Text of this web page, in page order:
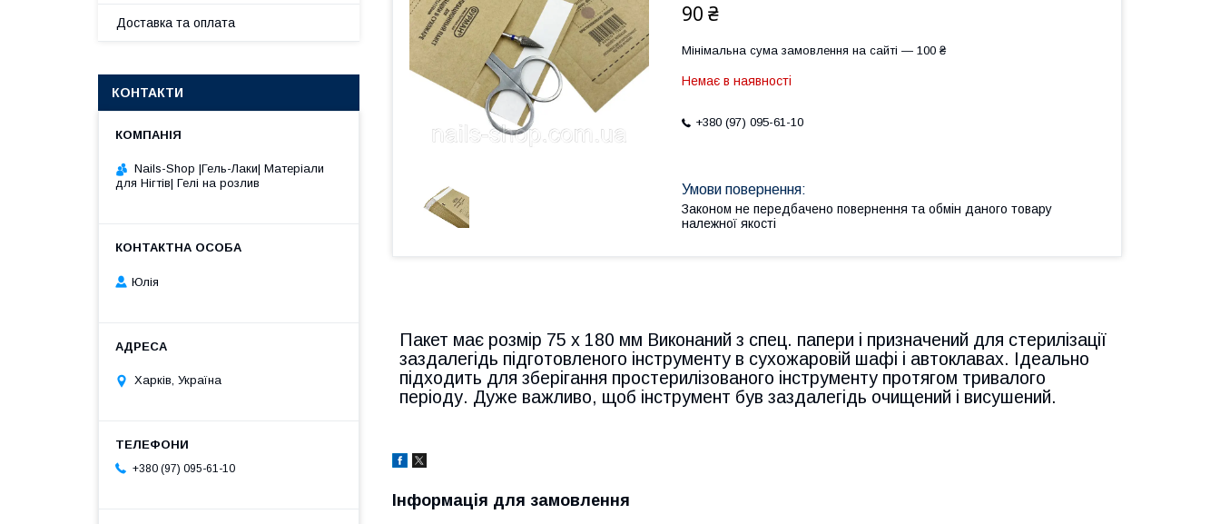
90 ₴
Мінімальна сума замовлення на сайті — 100 ₴
Немає в наявності
+380 (97) 095-61-10
Законом не передбачено повернення та обмін даного товару
належної якості
Пакет має розмір 75 х 180 мм Виконаний з спец. папери і призначений для стерилізації
заздалегідь підготовленого інструменту в сухожаровій шафі і автоклавах. Ідеально
підходить для зберігання простерилізованого інструменту протягом тривалого
періоду. Дуже важливо, щоб інструмент був заздалегідь очищений і висушений.
Інформація для замовлення
Доставка та оплата
КОНТАКТИ
Nails-Shop |Гель-Лаки| Матеріали
для Нігтів| Гелі на розлив
Юлія
Харків, Україна
+380 (97) 095-61-10